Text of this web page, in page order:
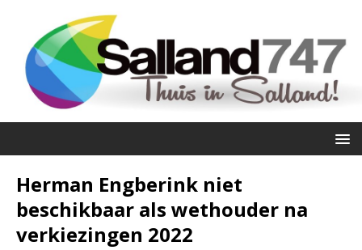
Herman Engberink niet
beschikbaar als wethouder na
verkiezingen 2022